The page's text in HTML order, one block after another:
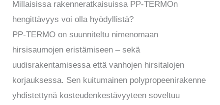
Millaisissa rakenneratkaisuissa PP-TERMOn
hengittävyys voi olla hyödyllistä?
PP-TERMO on suunniteltu nimenomaan
hirsisaumojen eristämiseen – sekä
uudisrakentamisessa että vanhojen hirsitalojen
korjauksessa. Sen kuitumainen polypropeenirakenne
yhdistettynä kosteudenkestävyyteen soveltuu